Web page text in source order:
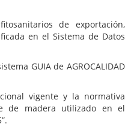
de exportación,
en el Sistema de Datos
GUIA de AGROCALIDAD
vigente y la normativa
de madera utilizado en el